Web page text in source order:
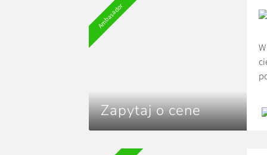
Ambasador
Zapytaj o cene